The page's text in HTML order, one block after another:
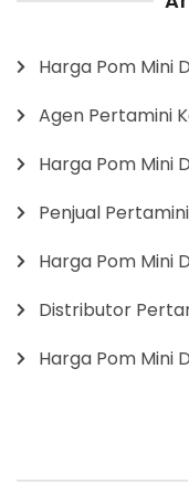
Harga Pom Mini
Agen Pertamini
Harga Pom Mini
Penjual
Harga Pom Mini
Distributor
Harga Pom Mini